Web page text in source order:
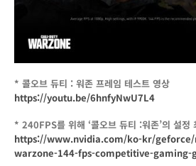
* 콜오브 듀티 : 워존 프레임 테스트 영상
https://youtu.be/6hnfyNwU7L4
* 240FPS를 위해 ‘콜오브 듀티 :워존’의 설정
https://www.nvidia.com/ko-kr/
warzone-144-fps-competitive-gaming-